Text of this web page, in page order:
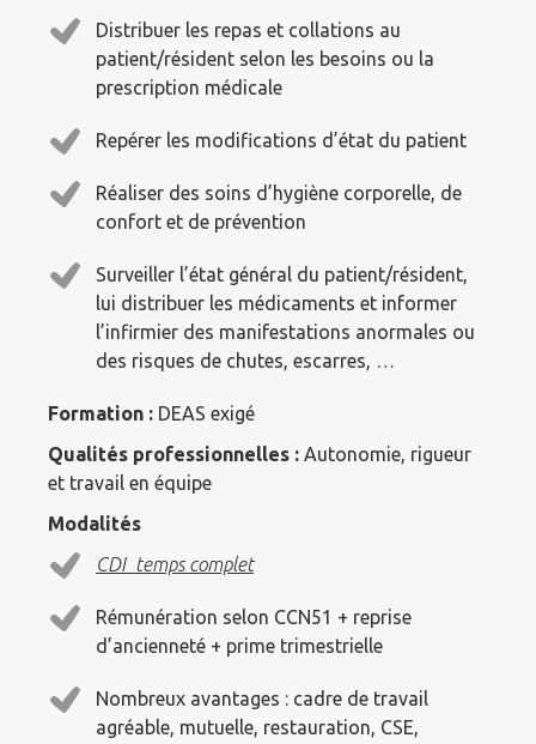
Distribuer les repas et collations au
patient/résident selon les besoins ou la
prescription médicale
Repérer les modifications d’état du patient
Réaliser des soins d’hygiène corporelle, de
confort et de prévention
Surveiller l’état général du patient/résident,
lui distribuer les médicaments et informer
l’infirmier des manifestations anormales ou
des risques de chutes, escarres, …
Formation : DEAS exigé
Qualités professionnelles : Autonomie, rigueur
et travail en équipe
Modalités
CDI temps complet
Rémunération selon CCN51 + reprise
d’ancienneté + prime trimestrielle
Nombreux avantages : cadre de travail
agréable, mutuelle, restauration, CSE,